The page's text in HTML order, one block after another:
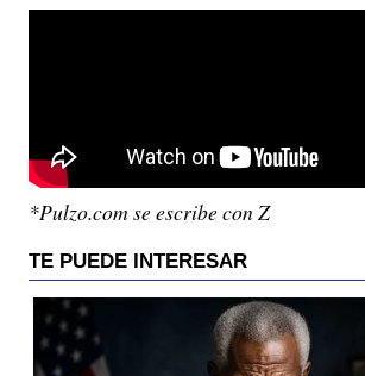
*Pulzo.com se escribe con Z